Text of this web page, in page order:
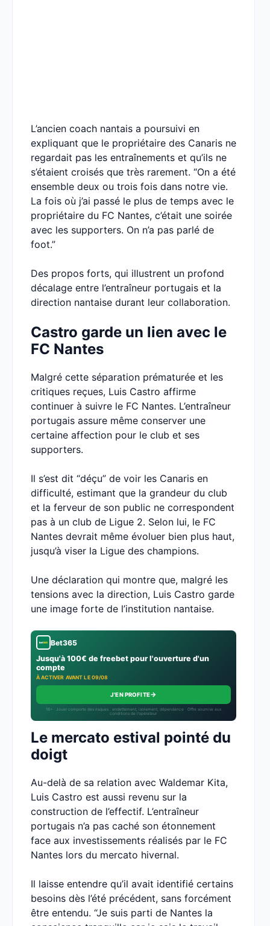
L’ancien coach nantais a poursuivi en
expliquant que le propriétaire des Canaris ne
regardait pas les entraînements et qu’ils ne
s’étaient croisés que très rarement. “On a été
ensemble deux ou trois fois dans notre vie.
La fois où j’ai passé le plus de temps avec le
propriétaire du FC Nantes, c’était une soirée
avec les supporters. On n’a pas parlé de
foot.”
Des propos forts, qui illustrent un profond
décalage entre l’entraîneur portugais et la
direction nantaise durant leur collaboration.
Castro garde un lien avec le
FC Nantes
Malgré cette séparation prématurée et les
critiques reçues, Luis Castro affirme
continuer à suivre le FC Nantes. L’entraîneur
portugais assure même conserver une
certaine affection pour le club et ses
supporters.
Il s’est dit “déçu” de voir les Canaris en
difficulté, estimant que la grandeur du club
et la ferveur de son public ne correspondent
pas à un club de Ligue 2. Selon lui, le FC
Nantes devrait même évoluer bien plus haut,
jusqu’à viser la Ligue des champions.
Une déclaration qui montre que, malgré les
tensions avec la direction, Luis Castro garde
une image forte de l’institution nantaise.
Bet365
Jusqu'à 100€ de freebet pour l'ouverture d'un
compte
À ACTIVER AVANT LE 09/08
J'EN PROFITE→
18+ · Jouer comporte des risques : endettement, isolement, dépendance · Offre soumise aux
conditions de l’opérateur.
Le mercato estival pointé du
doigt
Au-delà de sa relation avec Waldemar Kita,
Luis Castro est aussi revenu sur la
construction de l’effectif. L’entraîneur
portugais n’a pas caché son étonnement
face aux investissements réalisés par le FC
Nantes lors du mercato hivernal.
Il laisse entendre qu’il avait identifié certains
besoins dès l’été précédent, sans forcément
être entendu. “Je suis parti de Nantes la